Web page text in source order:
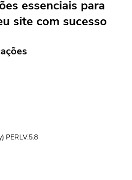
essenciais para
site com sucesso
PERLV.5.8